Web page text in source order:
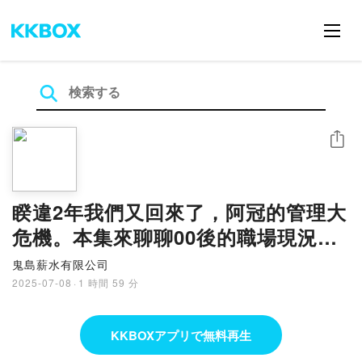
睽違2年我們又回來了，阿冠的管理大
危機。本集來聊聊00後的職場現況｜
鬼島薪水有限公司 EP.17
鬼島薪水有限公司
2025-07-08 · 1 時間 59 分
シェア
KKBOXアプリで無料再生